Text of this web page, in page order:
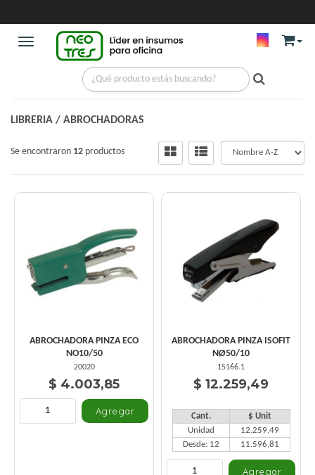
Toggle navigation
LIBRERIA / ABROCHADORAS
Se encontraron 12 productos
ABROCHADORA PINZA ECO
NO10/50
20020
$ 4.003,85
ABROCHADORA PINZA ISOFIT
NØ50/10
15166.1
$ 12.259,49
Cant.
$ Unit
Unidad
12.259,49
Desde: 12
11.596,81